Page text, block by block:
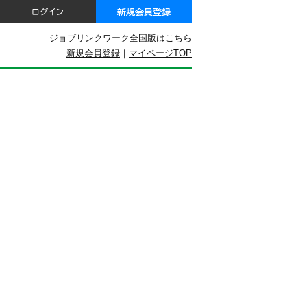
ジョブリンクワーク全国版はこちら
マイページTOP
新規会員登録 ｜